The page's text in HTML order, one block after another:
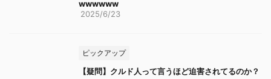
wwwwww
2025/6/23
ピックアップ
【疑問】クルド人って言うほど迫害されてるのか？